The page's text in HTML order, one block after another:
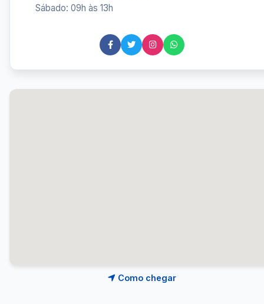
Sábado: 09h às 13h
Como chegar